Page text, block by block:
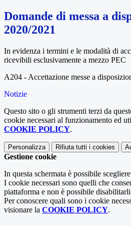
Domande di messa a
2020/2021
In evidenza i termini e le modalità di
ricevibili esclusivamente a mezzo PEC
A204 - Accettazione messe a
Notizie
Questo sito o gli strumenti terzi da
cookie necessari al funzionamento ed
COOKIE POLICY.
Personalizza Rifiuta tutti i cookies
Gestione cookie
In questa schermata è possibile
I cookie necessari sono quelli che
piattaforma e non è possibile
Per conoscere quali sono i cookie
visionare la COOKIE POLICY.